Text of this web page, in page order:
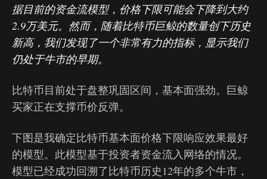
据目前的资金流模型，价格下限可能会下降到大约
2.9万美元。然而，随着比特币巨鲸的数量创下历史
新高，我们发现了一个非常有力的指标，显示我们
仍处于牛市的早期。
比特币目前处于盘整巩固区间，基本面强劲。巨鲸
买家正在支撑币价反弹。
下图是我确定比特币基本面价格下限响应效果最好
的模型。此模型基于投资者资金流入网络的情况。
模型已经成功回溯了比特币历史12年的多个牛市，